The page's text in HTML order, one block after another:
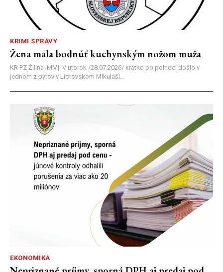
KRIMI SPRÁVY
Žena mala bodnúť kuchynským nožom muža
KR PZ Žilina |MM| V utorok /28.07.2026/ krátko po polnoci došlo v
jednom z bytov v Liptovskom Mikuláši...
EKONOMIKA